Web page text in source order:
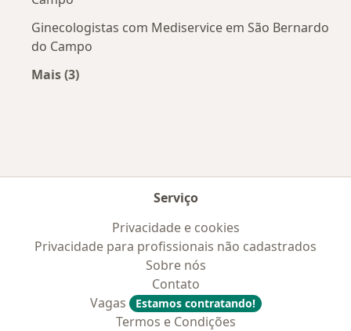
Ginecologistas com Mediservice em São Bernardo
do Campo
Mais (3)
Serviço
Privacidade e cookies
Privacidade para profissionais não cadastrados
Sobre nós
Contato
Vagas
Estamos contratando!
Termos e Condições